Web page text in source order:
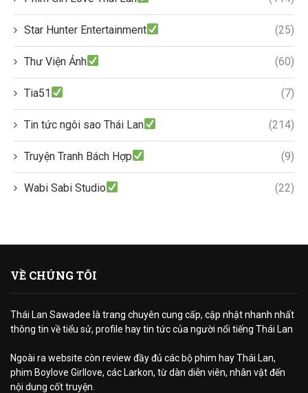
Star Hunter Entertainment (25)
Thư Viện Ảnh (60)
Tia51 (7)
Tin tức ngôi sao Thái Lan (214)
Truyện Tranh Bách Hợp (9)
Wabi Sabi Studio (22)
VỀ CHÚNG TÔI
Thái Lan Sawadee là trang chuyên cung cấp, cập nhật nhanh nhất
thông tin về tiểu sử, profile hay tin tức của người nổi tiếng Thái Lan
Ngoài ra website còn review đầy đủ các bộ phim hay Thái Lan,
phim Boylove Girllove, các Larkon, từ dàn diễn viên, nhân vật đến
nội dung cốt truyện.